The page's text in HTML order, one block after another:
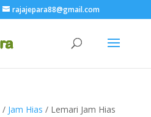
rajajepara88@gmail.com
/ Jam Hias / Lemari Jam Hias